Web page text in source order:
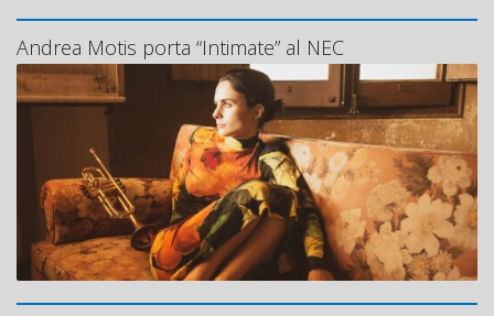
Andrea Motis porta “Intimate” al NEC